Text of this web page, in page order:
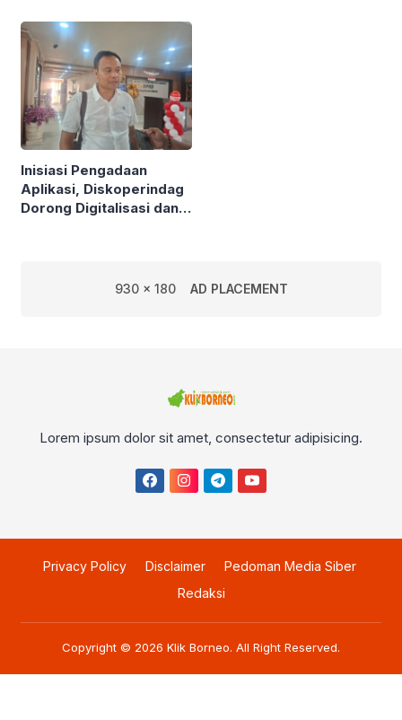
Solar
Inisiasi Pengadaan
Aplikasi, Diskoperindag
Dorong Digitalisasi dan
930 x 180 AD PLACEMENT
Lorem ipsum dolor sit amet, consectetur adipisicing.
Privacy Policy Disclaimer
Pedoman Media Siber
Redaksi
Copyright © 2026 Klik Borneo. All Right Reserved.